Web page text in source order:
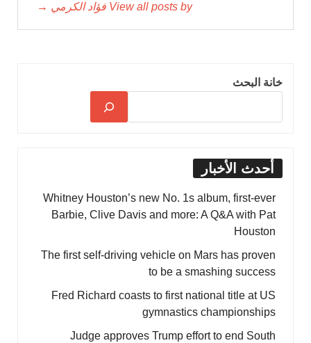
View all posts by فؤاد الكرمي →
خانة البحث
أحدث الأخبار
Whitney Houston’s new No. 1s album, first-ever
Barbie, Clive Davis and more: A Q&A with Pat
Houston
The first self-driving vehicle on Mars has proven
to be a smashing success
Fred Richard coasts to first national title at US
gymnastics championships
Judge approves Trump effort to end South